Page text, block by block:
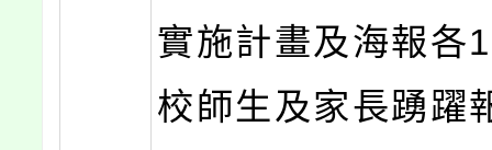
實施計畫及海報各
校師生及家長踴躍